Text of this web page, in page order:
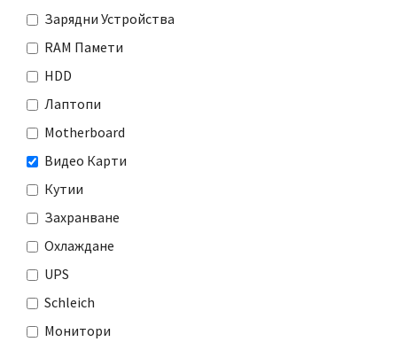
Зарядни Устройства
RAM Памети
HDD
Лаптопи
Motherboard
Видео Карти
Кутии
Захранване
Охлаждане
UPS
Schleich
Монитори